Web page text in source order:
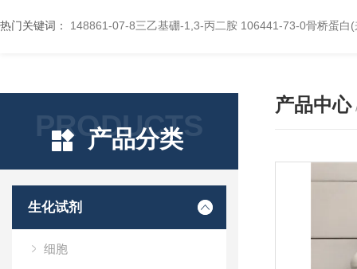
热门关键词： 148861-07-8三乙基硼-1,3-丙二胺 106441-73-0骨桥蛋白
PRODUCTS
产品分类
生化试剂
细胞
产品中心